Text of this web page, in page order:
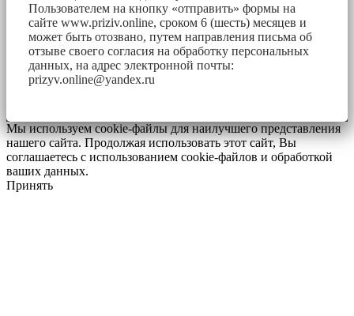
Пользователем на кнопку «отправить» формы на
сайте www.priziv.online, сроком 6 (шесть) месяцев и
может быть отозвано, путем направления письма об
отзыве своего согласия на обработку персональных
данных, на адрес электронной почты:
prizyv.online@yandex.ru
Мы используем cookie-файлы для наилучшего представления
нашего сайта. Продолжая использовать этот сайт, Вы
соглашаетесь с использованием cookie-файлов и обработкой
ваших данных.
Принять